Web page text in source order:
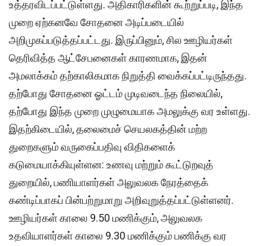
உத்தரவிடப்பட்டுள்ளது. அதிகாரிகளின் கூற்றுப்படி, இந்த
முறை ஏற்கனவே சோதனை அடிப்படையில்
அறிமுகப்படுத்தப்பட்டது. இருப்பினும், சில ஊழியர்கள்
தெரிவித்த ஆட்சேபனைகள் காரணமாக, இதன்
அமலாக்கம் தற்காலிகமாக நிறுத்தி வைக்கப்பட்டிருந்தது.
தற்போது சோதனை ஓட்டம் முடிவடைந்த நிலையில்,
தற்போது இந்த முறை முழுமையாக அமலுக்கு வர உள்ளது.
இதற்கிடையில், தலைமைச் செயலகத்தின் மற்ற
துறைகளும் வருகைப்பதிவு விதிகளைக்
கடுமையாக்கியுள்ளன: உணவு மற்றும் கூட்டுறவுத்
துறையில், பணியாளர்கள் அலுவலக நேரத்தைக்
கண்டிப்பாகப் பின்பற்றுமாறு அறிவுறுத்தப்பட்டுள்ளனர்.
ஊழியர்கள் காலை 9.50 மணிக்கும், அலுவலக
உதவியாளர்கள் காலை 9.30 மணிக்கும் பணிக்கு வர